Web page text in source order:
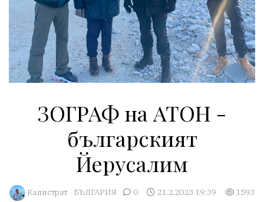
ЗОГРАФ на АТОН -
българският
Йерусалим
Калистрат БЪЛГАРИЯ 0 21.2.2023 19:39 1593